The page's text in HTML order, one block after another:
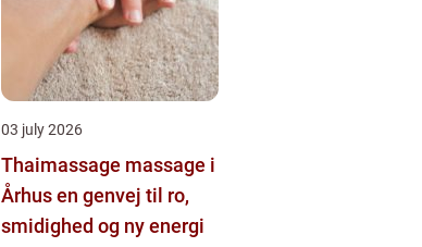
03 july 2026
Thaimassage massage i
Århus en genvej til ro,
smidighed og ny energi